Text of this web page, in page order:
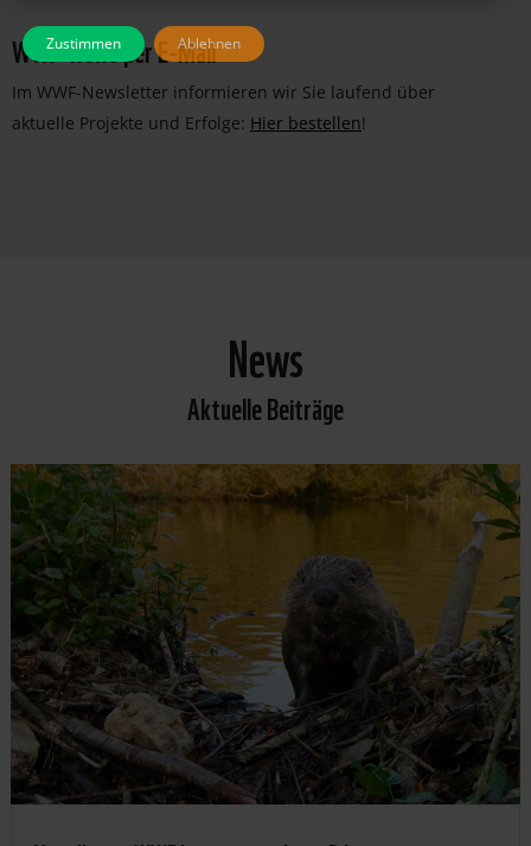
WWF-News per E-Mail
Im WWF-Newsletter informieren wir Sie laufend über
aktuelle Projekte und Erfolge: Hier bestellen!
News
Aktuelle Beiträge
Zustimmen Ablehnen